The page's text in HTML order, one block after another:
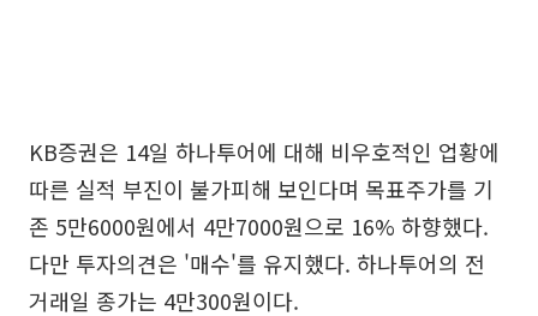
KB증권은 14일 하나투어에 대해 비우호적인 업황에
따른 실적 부진이 불가피해 보인다며 목표주가를 기
존 5만6000원에서 4만7000원으로 16% 하향했다.
다만 투자의견은 '매수'를 유지했다. 하나투어의 전
거래일 종가는 4만300원이다.